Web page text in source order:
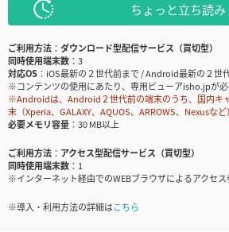
ちょっと立ち読み
ご利用方法
ダウンロード型配信サービス（買切型）
同時使用端末数
3
対応OS
iOS最新の２世代前まで / Android最新の２世
※コンテンツの使用にあたり、専用ビューアisho.jpが
※Androidは、Android２世代前の端末のうち、国内キ
末（Xperia、GALAXY、AQUOS、ARROWS、Nexusな
必要メモリ容量
30 MB以上
ご利用方法
アクセス型配信サービス（買切型）
同時使用端末数
1
※インターネット経由でのWEBブラウザによるアクセス
※導入・利用方法の詳細はこちら